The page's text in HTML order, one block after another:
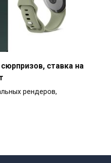
ставка на
рендеров,